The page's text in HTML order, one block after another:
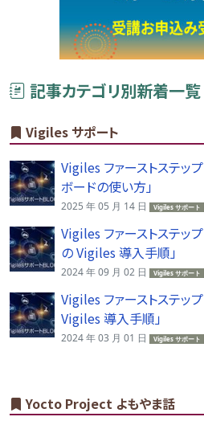
記事カテゴリ別新着一覧
Vigiles サポート
Vigiles ファーストステッ
ボードの使い方」
2025 年 05 月 14 日 Vigiles サポート
Vigiles ファーストステッ
の Vigiles 導入手順」
2024 年 09 月 02 日 Vigiles サポート
Vigiles ファーストステッ
Vigiles 導入手順」
2024 年 03 月 01 日 Vigiles サポート
Yocto Project よもやま話